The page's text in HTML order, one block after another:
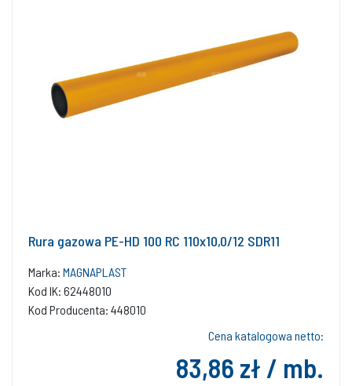
Rura gazowa PE-HD 100 RC 110x10,0/12 SDR11
Marka: MAGNAPLAST
Kod IK: 62448010
Kod Producenta: 448010
Cena katalogowa netto:
83,86 zł / mb.